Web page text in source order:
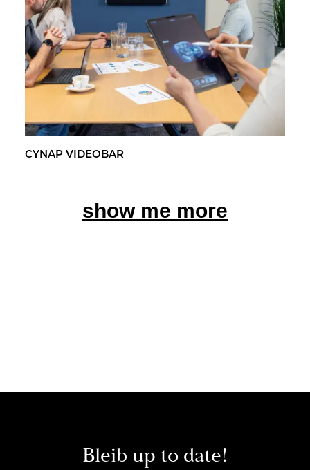
CYNAP VI­DEO­BAR
show me more
Bleib up to date!